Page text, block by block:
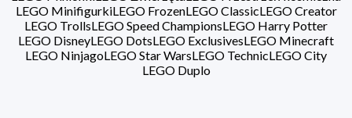
LEGO MinifigurkiLEGO FrozenLEGO ClassicLEGO Creator
LEGO TrollsLEGO Speed ChampionsLEGO Harry Potter
LEGO DisneyLEGO DotsLEGO ExclusivesLEGO Minecraft
LEGO NinjagoLEGO Star WarsLEGO TechnicLEGO City
LEGO Duplo